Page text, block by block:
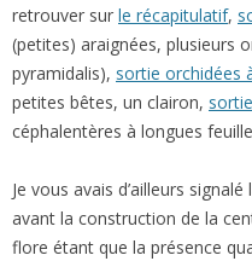
retrouver sur le récapitulatif,
(petites) araignées, plusieurs
pyramidalis), sortie orchidées
petites bêtes, un clairon,
céphalentères à longues
Je vous avais d’ailleurs
avant la construction de la
flore étant que la présence